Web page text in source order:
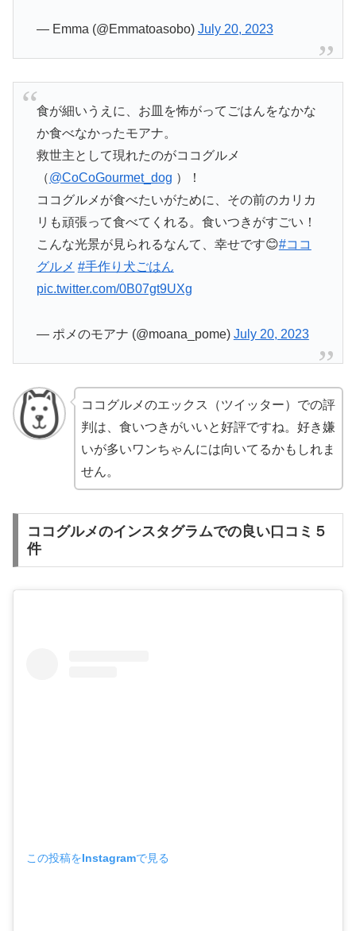
— Emma (@Emmatoasobo) July 20, 2023
食が細いうえに、お皿を怖がってごはんをなかな
か食べなかったモアナ。
救世主として現れたのがココグルメ
（@CoCoGourmet_dog ）！
ココグルメが食べたいがために、その前のカリカ
リも頑張って食べてくれる。食いつきがすごい！
こんな光景が見られるなんて、幸せです😊#ココ
グルメ #手作り犬ごはん
pic.twitter.com/0B07gt9UXg
— ポメのモアナ (@moana_pome) July 20, 2023
ココグルメのエックス（ツイッター）での評
判は、食いつきがいいと好評ですね。好き嫌
いが多いワンちゃんには向いてるかもしれま
せん。
ココグルメのインスタグラムでの良い口コミ５
件
この投稿をInstagramで見る